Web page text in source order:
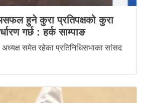
हुने कुरा प्रतिपक्षको कुरा
गर्छ : हर्क साम्पाङ
अध्यक्ष समेत रहेका प्रतिनिधिसभाका सांसद